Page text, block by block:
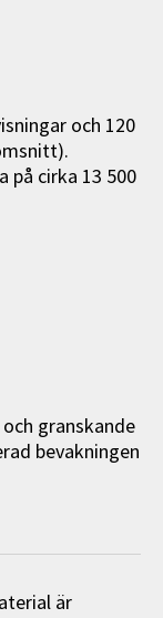
och 120
på cirka 13 500
granskande
bevakningen
är